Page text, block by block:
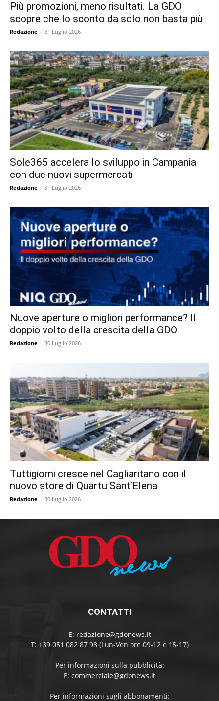
Più promozioni, meno risultati. La GDO
scopre che lo sconto da solo non basta più
Redazione - 31 Luglio 2026
Sole365 accelera lo sviluppo in Campania
con due nuovi supermercati
Redazione - 31 Luglio 2026
Nuove aperture o migliori performance? Il
doppio volto della crescita della GDO
Redazione - 30 Luglio 2026
Tuttigiorni cresce nel Cagliaritano con il
nuovo store di Quartu Sant’Elena
Redazione - 30 Luglio 2026
CONTATTI
E: redazione@gdonews.it
T: +39 051 082 87 98 (Lun-Ven ore 09-12 e 15-17)
Per informazioni sulla pubblicità:
E: commerciale@gdonews.it
Per informazioni sugli abbonamenti: